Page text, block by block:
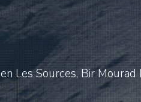
Les Sources, Bir Mourad